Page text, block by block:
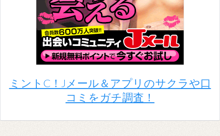
ミントC！Jメール＆アプリのサクラや口
コミをガチ調査！